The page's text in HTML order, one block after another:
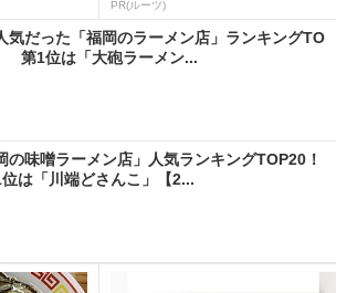
PR(ルーツ)
気だった「福岡のラーメン店」ランキングTO
第1位は「大砲ラーメン...
の味噌ラーメン店」人気ランキングTOP20！
は「川端どさんこ」【2...